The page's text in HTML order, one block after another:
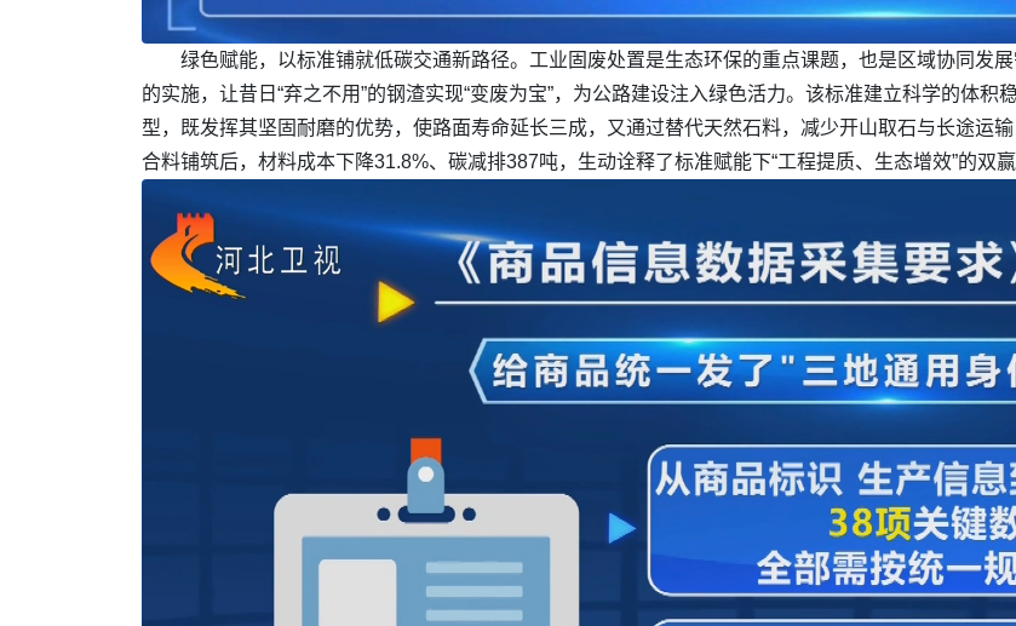
绿色赋能，以标准铺就低碳交通新路径。工业固废处置是生态环保的重点课题，也是区域协同发
的实施，让昔日“弃之不用”的钢渣实现“变废为宝”，为公路建设注入绿色活力。该标准建立科学的体
型，既发挥其坚固耐磨的优势，使路面寿命延长三成，又通过替代天然石料，减少开山取石与长途运
合料铺筑后，材料成本下降31.8%、碳减排387吨，生动诠释了标准赋能下“工程提质、生态增效”的双